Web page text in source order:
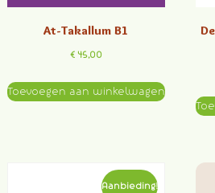
At-Takallum B1
€ 45,00
Toevoegen aan winkelwagen
Aanbieding!